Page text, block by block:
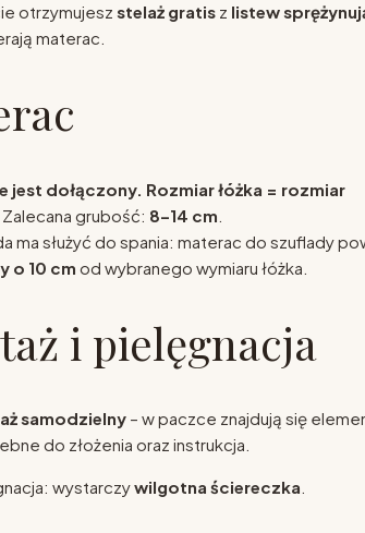
otrzymujesz stelaż gratisz listew
materac.
jest dołączony. Rozmiar łóżka = rozmiar
Zalecana grubość: 8–14 cm
ma służyć do spania: materac do szuflady
o 10 cm od wybranego wymiaru łóżka.
i pielęgnacja
samodzielny– w paczce znajdują się
do złożenia oraz instrukcja.
wystarczywilgotna ściereczka